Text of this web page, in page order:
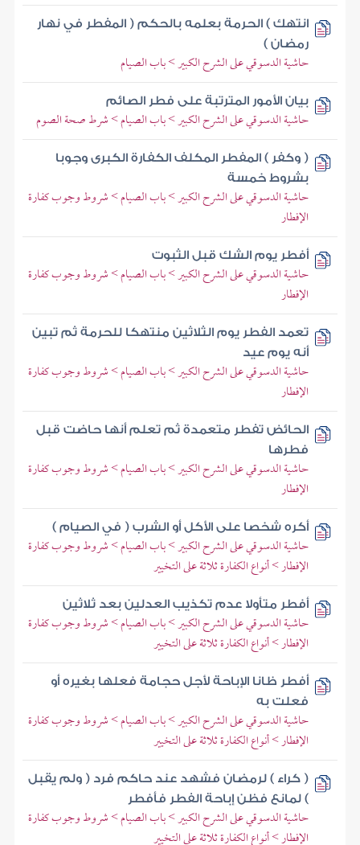
انتهك ) الحرمة بعلمه بالحكم ( المفطر في نهار
رمضان )
حاشية الدسوقي على الشرح الكبير > باب الصيام
بيان الأمور المترتبة على فطر الصائم
حاشية الدسوقي على الشرح الكبير > باب الصيام > شرط صحة الصوم
( وكفر ) المفطر المكلف الكفارة الكبرى وجوبا
بشروط خمسة
حاشية الدسوقي على الشرح الكبير > باب الصيام > شروط وجوب كفارة
الإفطار
أفطر يوم الشك قبل الثبوت
حاشية الدسوقي على الشرح الكبير > باب الصيام > شروط وجوب كفارة
الإفطار
تعمد الفطر يوم الثلاثين منتهكا للحرمة ثم تبين
أنه يوم عيد
حاشية الدسوقي على الشرح الكبير > باب الصيام > شروط وجوب كفارة
الإفطار
الحائض تفطر متعمدة ثم تعلم أنها حاضت قبل
فطرها
حاشية الدسوقي على الشرح الكبير > باب الصيام > شروط وجوب كفارة
الإفطار
أكره شخصا على الأكل أو الشرب ( في الصيام )
حاشية الدسوقي على الشرح الكبير > باب الصيام > شروط وجوب كفارة
الإفطار > أنواع الكفارة ثلاثة على التخيير
أفطر متأولا عدم تكذيب العدلين بعد ثلاثين
حاشية الدسوقي على الشرح الكبير > باب الصيام > شروط وجوب كفارة
الإفطار > أنواع الكفارة ثلاثة على التخيير
أفطر ظانا الإباحة لأجل حجامة فعلها بغيره أو
فعلت به
حاشية الدسوقي على الشرح الكبير > باب الصيام > شروط وجوب كفارة
الإفطار > أنواع الكفارة ثلاثة على التخيير
( كراء ) لرمضان فشهد عند حاكم فرد ( ولم يقبل
) لمانع فظن إباحة الفطر فأفطر
حاشية الدسوقي على الشرح الكبير > باب الصيام > شروط وجوب كفارة
الإفطار > أنواع الكفارة ثلاثة على التخيير